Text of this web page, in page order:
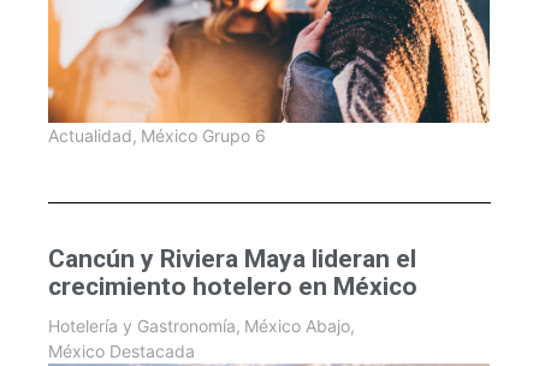
Actualidad, México Grupo 6
Cancún y Riviera Maya lideran el
crecimiento hotelero en México
Hotelería y Gastronomía, México Abajo,
México Destacada